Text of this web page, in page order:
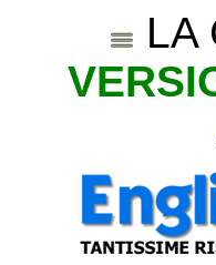
LA